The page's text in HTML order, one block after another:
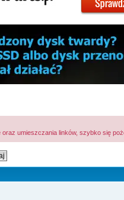
umieszczania linków, szybko się